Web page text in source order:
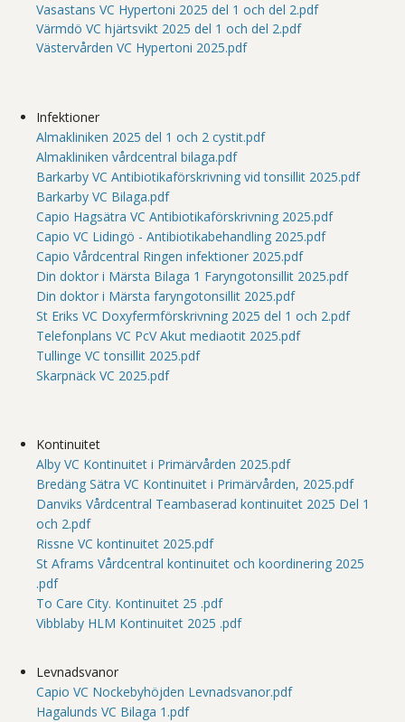
Vasastans VC Hypertoni 2025 del 1 och del 2.pdf
Värmdö VC hjärtsvikt 2025 del 1 och del 2.pdf
Västervården VC Hypertoni 2025.pdf
Infektioner
Almakliniken 2025 del 1 och 2 cystit.pdf
Almakliniken vårdcentral bilaga.pdf
Barkarby VC Antibiotikaförskrivning vid tonsillit 2025.pdf
Barkarby VC Bilaga.pdf
Capio Hagsätra VC Antibiotikaförskrivning 2025.pdf
Capio VC Lidingö - Antibiotikabehandling 2025.pdf
Capio Vårdcentral Ringen infektioner 2025.pdf
Din doktor i Märsta Bilaga 1 Faryngotonsillit 2025.pdf
Din doktor i Märsta faryngotonsillit 2025.pdf
St Eriks VC Doxyfermförskrivning 2025 del 1 och 2.pdf
Telefonplans VC PcV Akut mediaotit 2025.pdf
Tullinge VC tonsillit 2025.pdf
Skarpnäck VC 2025.pdf
Kontinuitet
Alby VC Kontinuitet i Primärvården 2025.pdf
Bredäng Sätra VC Kontinuitet i Primärvården, 2025.pdf
Danviks Vårdcentral Teambaserad kontinuitet 2025 Del 1
och 2.pdf
Rissne VC kontinuitet 2025.pdf
St Aframs Vårdcentral kontinuitet och koordinering 2025
.pdf
To Care City. Kontinuitet 25 .pdf
Vibblaby HLM Kontinuitet 2025 .pdf
Levnadsvanor
Capio VC Nockebyhöjden Levnadsvanor.pdf
Hagalunds VC Bilaga 1.pdf